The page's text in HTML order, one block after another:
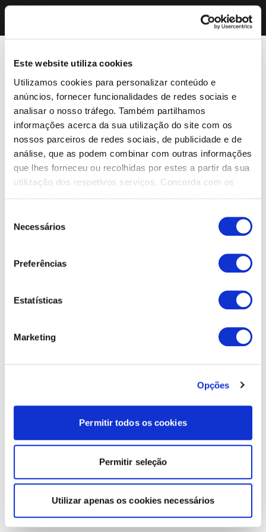
Este website utiliza cookies
Utilizamos cookies para personalizar conteúdo e
anúncios, fornecer funcionalidades de redes sociais e
analisar o nosso tráfego. Também partilhamos
informações acerca da sua utilização do site com os
nossos parceiros de redes sociais, de publicidade e de
análise, que as podem combinar com outras informações
que lhes forneceu ou recolhidas por estes a partir da sua
utilização dos respetivos serviços. Concorda com os
Necessários
Preferências
Estatísticas
Marketing
Opções
Permitir todos os cookies
Permitir seleção
Utilizar apenas os cookies necessários